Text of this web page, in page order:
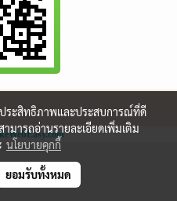
ประสิทธิภาพและประสบการณ์ที่ดี
มารถอ่านรายละเอียดเพิ่มเติม
นโยบายคุกกี้
ยอมรับทั้งหมด